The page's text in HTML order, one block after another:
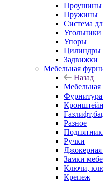
Проушины
Пружины
Система
Угольники
Упоры
Цилиндры
Задвижки
Мебельная
Назад
Мебельная
Разное
Ручки
Джокерная
Замки
Ключи,
Крепеж